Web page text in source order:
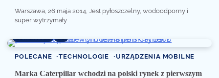
Warszawa, 26 maja 2014, Jest pyłoszczelny, wodoodporny i
super wytrzymały
POLECANE TECHNOLOGIE URZĄDZENIA MOBILNE
Marka Caterpillar wchodzi na polski rynek z pierwszym